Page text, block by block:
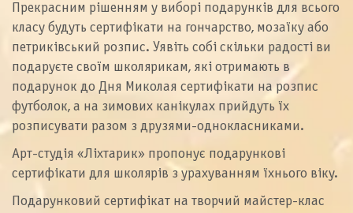
Прекрасним рішенням у виборі подарунків для всього
класу будуть сертифікати на гончарство, мозаїку або
петриківський розпис. Уявіть собі скільки радості ви
подаруєте своїм школярикам, які отримають в
подарунок до Дня Миколая сертифікати на розпис
футболок, а на зимових канікулах прийдуть їх
розписувати разом з друзями-однокласниками.
Арт-студія «Ліхтарик» пропонує подарункові
сертифікати для школярів з урахуванням їхнього віку.
Подарунковий сертифікат на творчий майстер-клас